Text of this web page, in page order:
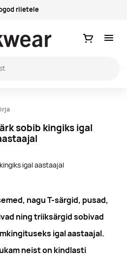
ja vastused
Ostukorv
sobib kingiks igal
nagu T-särgid, pusad,
ning triiksärgid sobivad
igal aastaajal.
neist on kindlasti